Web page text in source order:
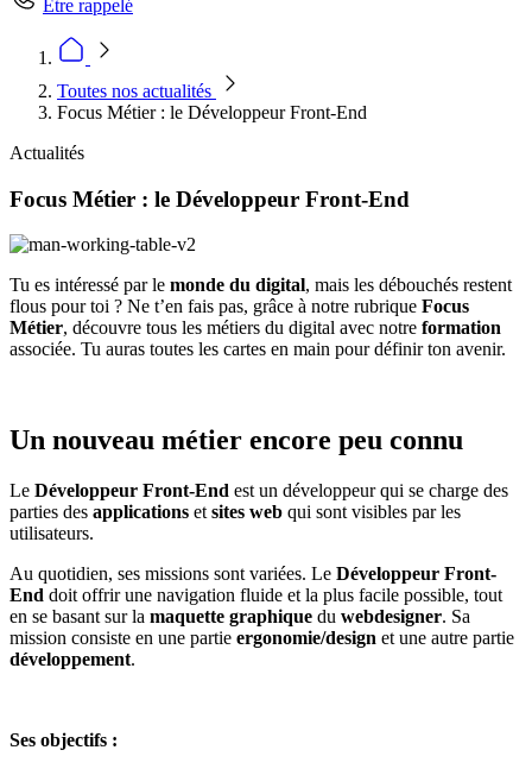
Être rappelé
Toutes nos actualités
Focus Métier : le Développeur Front-End
Actualités
Focus Métier : le Développeur Front-End
Tu es intéressé par le monde du digital, mais les débouchés restent
flous pour toi ? Ne t’en fais pas, grâce à notre rubrique Focus
Métier, découvre tous les métiers du digital avec notre formation
associée. Tu auras toutes les cartes en main pour définir ton avenir.
Un nouveau métier encore peu connu
Le Développeur Front-End est un développeur qui se charge des
parties des applications et sites web qui sont visibles par les
utilisateurs.
Au quotidien, ses missions sont variées. Le Développeur Front-
End doit offrir une navigation fluide et la plus facile possible, tout
en se basant sur la maquette graphique du webdesigner. Sa
mission consiste en une partie ergonomie/design et une autre partie
développement.
Ses objectifs :